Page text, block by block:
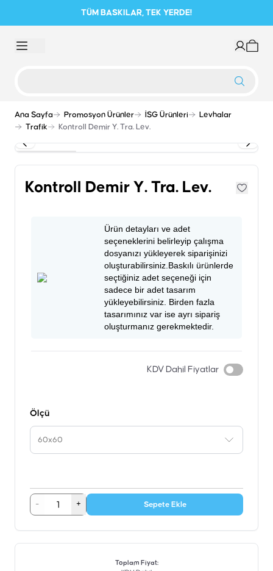
TÜM BASKILAR, TEK YERDE!
Ana Sayfa Promosyon Ürünler İSG Ürünleri
Levhalar
Trafik
Kontroll Demir Y. Tra. Lev.
Kontroll Demir Y. Tra. Lev.
Ürün detayları ve adet
seçeneklerini belirleyip çalışma
dosyanızı yükleyerek siparişinizi
oluşturabilirsiniz.Baskılı ürünlerde
seçtiğiniz adet seçeneği için
sadece bir adet tasarım
yükleyebilirsiniz. Birden fazla
tasarımınız var ise ayrı sipariş
oluşturmanız gerekmektedir.
KDV Dahil Fiyatlar
Ölçü
60x60
- + Sepete Ekle
Toplam Fiyat: